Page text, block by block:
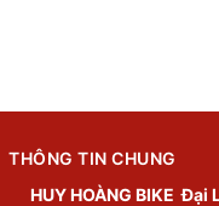
THÔNG TIN CHUNG
HUY HOÀNG BIKE Đại